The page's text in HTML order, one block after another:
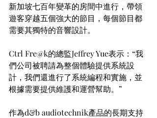
新加坡七百年變革的房間中進行，帶領
遊客穿越五個強大的節目，每個節目都
需要其獨特的音響設計。
Ctrl Fre@k的總監Jeffrey Yue表示：“我
們公司被聘請為整個體驗提供系統設
計，我們還進行了系統編程和實施，並
根據需要提供維護和運營幫助。”
作為d&b audiotechnik產品的長期支持